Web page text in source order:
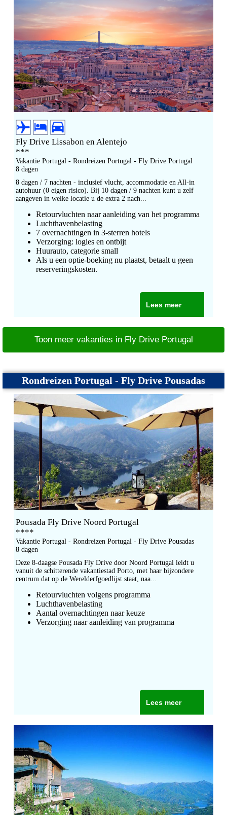
Fly Drive Lissabon en Alentejo
***
Vakantie Portugal - Rondreizen Portugal - Fly Drive Portugal
8 dagen
8 dagen / 7 nachten - inclusief vlucht, accommodatie en All-in
autohuur (0 eigen risico). Bij 10 dagen / 9 nachten kunt u zelf
aangeven in welke locatie u de extra 2 nach...
Retourvluchten naar aanleiding van het programma
Luchthavenbelasting
7 overnachtingen in 3-sterren hotels
Verzorging: logies en ontbijt
Huurauto, categorie small
Als u een optie-boeking nu plaatst, betaalt u geen
reserveringskosten.
Lees meer
Toon meer vakanties in Fly Drive Portugal
Rondreizen Portugal - Fly Drive Pousadas
Pousada Fly Drive Noord Portugal
****
Vakantie Portugal - Rondreizen Portugal - Fly Drive Pousadas
8 dagen
Deze 8-daagse Pousada Fly Drive door Noord Portugal leidt u
vanuit de schitterende vakantiestad Porto, met haar bijzondere
centrum dat op de Werelderfgoedlijst staat, naa...
Retourvluchten volgens programma
Luchthavenbelasting
Aantal overnachtingen naar keuze
Verzorging naar aanleiding van programma
Lees meer